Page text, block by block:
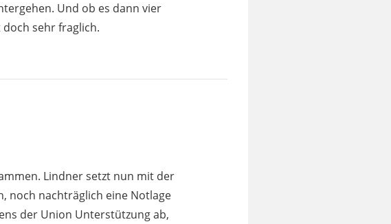
Und ob es dann vier
sehr fraglich.
Lindner setzt nun mit der
noch nachträglich eine Notlage
der Union Unterstützung ab,